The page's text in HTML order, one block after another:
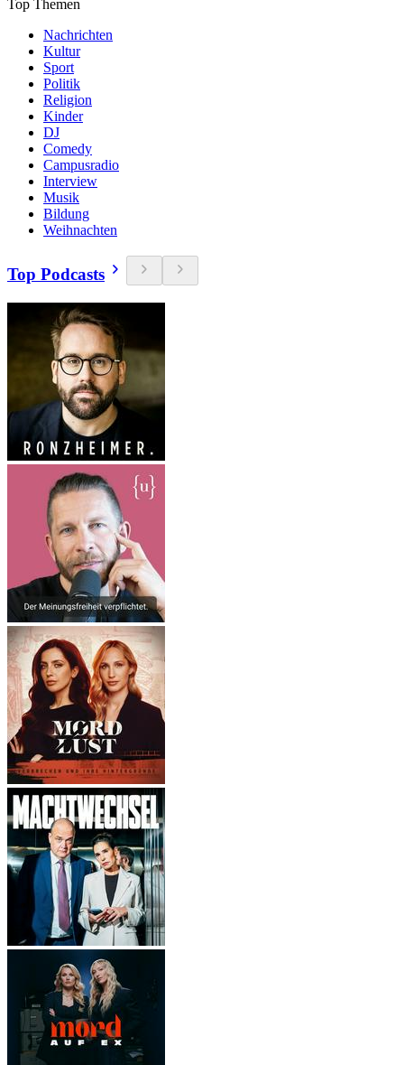
Top Themen
Nachrichten
Kultur
Sport
Politik
Religion
Kinder
DJ
Comedy
Campusradio
Interview
Musik
Bildung
Weihnachten
Top Podcasts